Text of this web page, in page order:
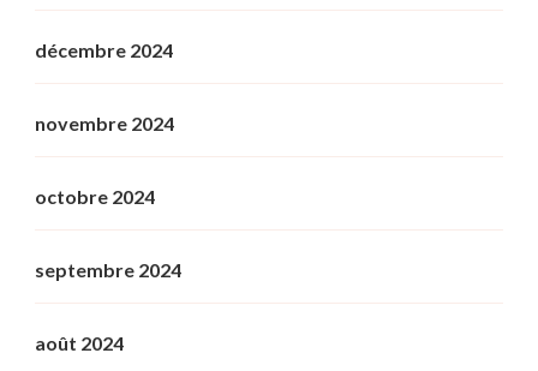
décembre 2024
novembre 2024
octobre 2024
septembre 2024
août 2024